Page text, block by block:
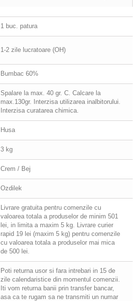
1 buc. patura
1-2 zile lucratoare (OH)
Bumbac 60%
Spalare la max. 40 gr. C. Calcare la
max.130gr. Interzisa utilizarea inalbitorului.
Interzisa curatarea chimica.
Husa
3 kg
Crem / Bej
Ozdilek
Livrare gratuita pentru comenzile cu
valoarea totala a produselor de minim 501
lei, in limita a maxim 5 kg. Livrare curier
rapid 19 lei (maxim 5 kg) pentru comenzile
cu valoarea totala a produselor mai mica
de 500 lei.
Poti returna usor si fara intrebari in 15 de
zile calendaristice din momentul comenzii.
Iti vom returna banii prin transfer bancar,
asa ca te rugam sa ne transmiti un numar